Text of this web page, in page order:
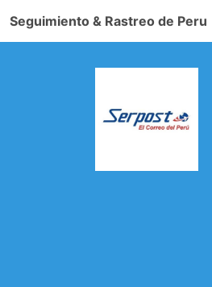
Seguimiento & Rastreo de Peru